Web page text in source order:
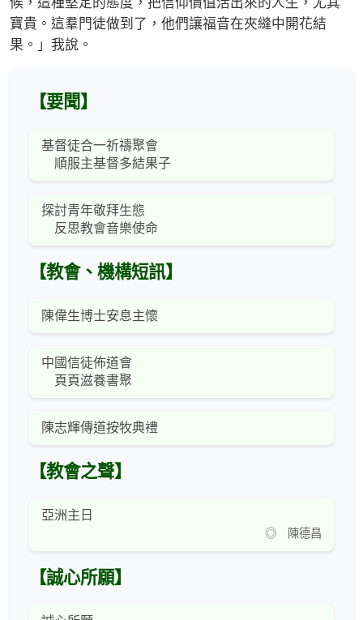
寶貴。這羣門徒做到了，他們讓福音在夾縫中開花結
果。」我說。
【要聞】
基督徒合一祈禱聚會
順服主基督多結果子
探討青年敬拜生態
反思教會音樂使命
【教會、機構短訊】
陳偉生博士安息主懷
中國信徒佈道會
頁頁滋養書聚
陳志輝傳道按牧典禮
【教會之聲】
亞洲主日
◎ 陳德昌
【誠心所願】